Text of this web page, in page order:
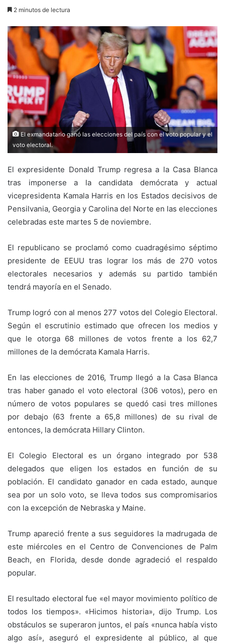
2 minutos de lectura
El exmandatario ganó las elecciones del país con el voto popular y el
voto electoral.
El expresidente Donald Trump regresa a la Casa Blanca
tras imponerse a la candidata demócrata y actual
vicepresidenta Kamala Harris en los Estados decisivos de
Pensilvania, Georgia y Carolina del Norte en las elecciones
celebradas este martes 5 de noviembre.
El republicano se proclamó como cuadragésimo séptimo
presidente de EEUU tras lograr los más de 270 votos
electorales necesarios y además su partido también
tendrá mayoría en el Senado.
Trump logró con al menos 277 votos del Colegio Electoral.
Según el escrutinio estimado que ofrecen los medios y
que le otorga 68 millones de votos frente a los 62,7
millones de la demócrata Kamala Harris.
En las elecciones de 2016, Trump llegó a la Casa Blanca
tras haber ganado el voto electoral (306 votos), pero en
número de votos populares se quedó casi tres millones
por debajo (63 frente a 65,8 millones) de su rival de
entonces, la demócrata Hillary Clinton.
El Colegio Electoral es un órgano integrado por 538
delegados que eligen los estados en función de su
población. El candidato ganador en cada estado, aunque
sea por un solo voto, se lleva todos sus compromisarios
con la excepción de Nebraska y Maine.
Trump apareció frente a sus seguidores la madrugada de
este miércoles en el Centro de Convenciones de Palm
Beach, en Florida, desde donde agradeció el respaldo
popular.
El resultado electoral fue «el mayor movimiento político de
todos los tiempos». «Hicimos historia», dijo Trump. Los
obstáculos se superaron juntos, el país «nunca había visto
algo así», aseguró el expresidente al público, al que